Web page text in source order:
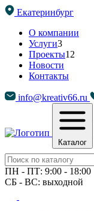
Екатеринбург
О компании
Услуги3
Проекты12
Новости
Контакты
info@kreativ66.ru
Каталог
ПН - ПТ: 9:00 - 18:00
СБ - ВС: выходной